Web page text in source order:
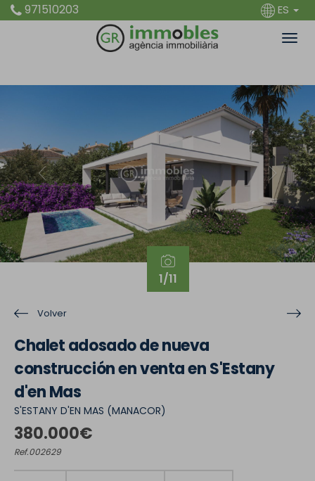
971510203 ES
1/11
Previous Next
Volver
Chalet adosado de nueva
construcción en venta en S'Estany
d'en Mas
S'ESTANY D'EN MAS (MANACOR)
380.000€
Ref.002629